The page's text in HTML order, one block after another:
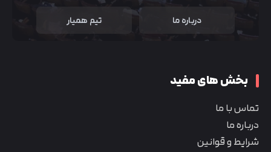
درباره ما تیم همیار
بخش های مفید
تماس با ما
درباره ما
شرایط و قوانین